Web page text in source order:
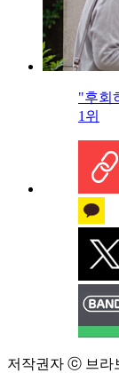
"후회
1위
저작권자 ⓒ 브라